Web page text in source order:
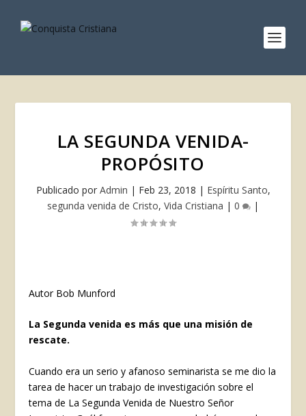
LA SEGUNDA VENIDA-
PROPÓSITO
Publicado por Admin | Feb 23, 2018 | Espíritu Santo,
segunda venida de Cristo, Vida Cristiana | 0 |
Autor Bob Munford
La Segunda venida es más que una misión de
rescate.
Cuando era un serio y afanoso seminarista se me dio la
tarea de hacer un trabajo de investigación sobre el
tema de La Segunda Venida de Nuestro Señor